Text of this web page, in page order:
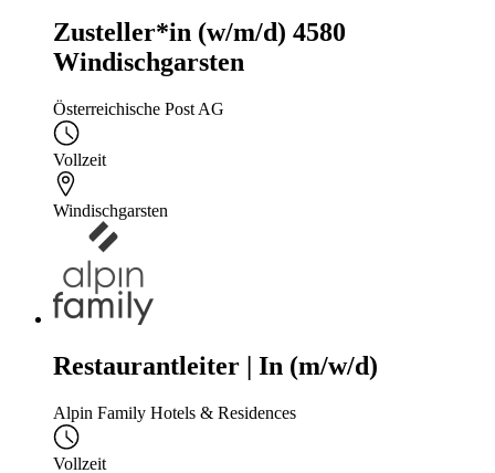
Zusteller*in (w/m/d) 4580
Windischgarsten
Österreichische Post AG
Vollzeit
Windischgarsten
Restaurantleiter | In (m/w/d)
Alpin Family Hotels & Residences
Vollzeit